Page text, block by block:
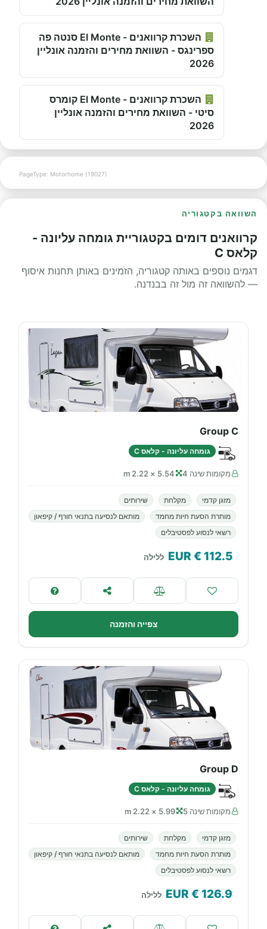
השכרת קרוואנים - El Monte סנטה פה
ספרינגס - השוואת מחירים והזמנה אונליין
2026
השכרת קרוואנים - El Monte קומרס
סיטי - השוואת מחירים והזמנה אונליין
2026
PageType: Motorhome (19027)
השוואה בקטגוריה
קרוואנים דומים בקטגוריית גומחה עליונה -
קלאס C
דגמים נוספים באותה קטגוריה, הזמינים באותן תחנות איסוף
— להשוואה זה מול זה בבנדנה.
Group C
גומחה עליונה - קלאס C
מקומות שינה 4 5.54 × 2.22 m
מזגן קדמי מקלחת
שירותים
מותרת הסעת חיות מחמד
מותאם לנסיעה בתנאי חורף / קיפאון
רשאי לנסוע לפסטיבלים
112.5
€ EUR ללילה
צפייה והזמנה
Group D
גומחה עליונה - קלאס C
מקומות שינה 5 5.99 × 2.22 m
מזגן קדמי מקלחת
שירותים
מותרת הסעת חיות מחמד
מותאם לנסיעה בתנאי חורף / קיפאון
רשאי לנסוע לפסטיבלים
126.9
€ EUR ללילה